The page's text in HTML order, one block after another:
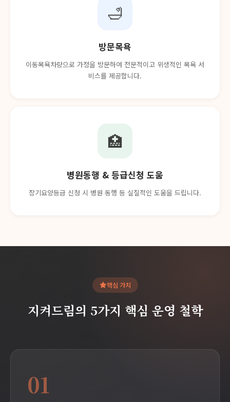
🛁
방문목욕
이동목욕차량으로 가정을 방문하여 전문적이고 위생적인 목욕 서
비스를 제공합니다.
🏥
병원동행 & 등급신청 도움
장기요양등급 신청 시 병원 동행 등 실질적인 도움을 드립니다.
핵심 가치
지켜드림의 5가지 핵심 운영 철학
01